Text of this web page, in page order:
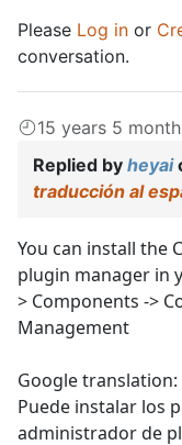
Please Log in or
conversation.
15 years 5
Replied by heyai
traducción al
You can install the
plugin manager in
> Components ->
Management
Google translation:
Puede instalar los
administrador de